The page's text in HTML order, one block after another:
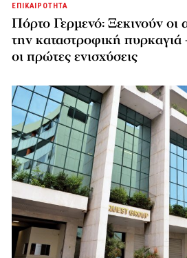
ΕΠΙΚΑΙΡΟΤΗΤΑ
Πόρτο Γερμενό: Ξεκινούν οι
την καταστροφική
οι πρώτες ενισχύσεις